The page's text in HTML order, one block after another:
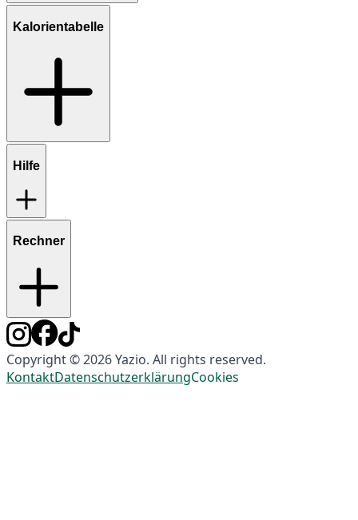
Kalorientabelle
Hilfe
Rechner
Copyright © 2026 Yazio. All rights reserved.
KontaktDatenschutzerklärungCookies